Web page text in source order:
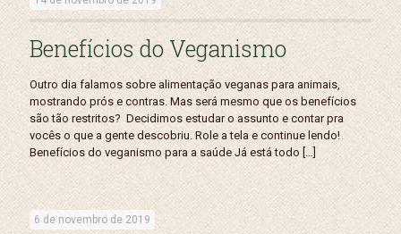
Benefícios do Veganismo
Outro dia falamos sobre alimentação veganas para animais,
mostrando prós e contras. Mas será mesmo que os benefícios
são tão restritos? Decidimos estudar o assunto e contar pra
vocês o que a gente descobriu. Role a tela e continue lendo!
Benefícios do veganismo para a saúde Já está todo
6 de novembro de 2019